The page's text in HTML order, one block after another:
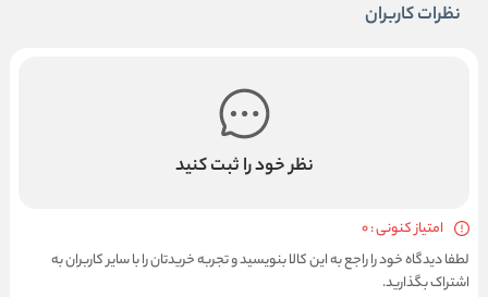
نظرات کاربران
نظر خود را ثبت کنید
امتیاز کنونی : 0
لطفا دیدگاه خود را راجع به این کالا بنویسید و تجربه خریدتان را با سایر کاربران به
اشتراک بگذارید.